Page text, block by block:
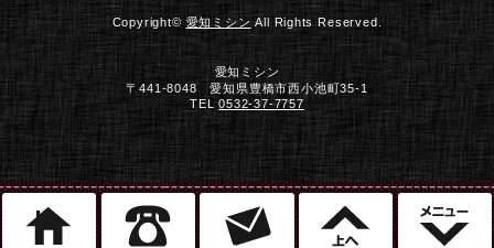
Copyright© 愛知ミシン All Rights Reserved.
愛知ミシン
〒441-8048 愛知県豊橋市西小池町35-1
TEL0532-37-7757
ホーム 電話 ミシン修理のご相談
このページ